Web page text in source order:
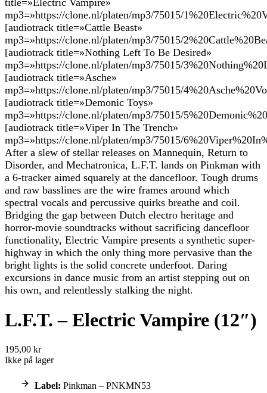
title=»Electric Vampire»
mp3=»https://clone.nl/platen/mp3/75015/
[audiotrack title=»Cattle Beast»
mp3=»https://clone.nl/platen/mp3/75015/
[audiotrack title=»Nothing Left To Be Desired»
mp3=»https://clone.nl/platen/mp3/75015/
[audiotrack title=»Asche»
mp3=»https://clone.nl/platen/mp3/75015/
[audiotrack title=»Demonic Toys»
mp3=»https://clone.nl/platen/mp3/75015/
[audiotrack title=»Viper In The Trench»
mp3=»https://clone.nl/platen/mp3/75015/
After a slew of stellar releases on Mannequin, Return to
Disorder, and Mechatronica, L.F.T. lands on Pinkman with
a 6-tracker aimed squarely at the dancefloor. Tough drums
and raw basslines are the wire frames around which
spectral vocals and percussive quirks breathe and coil.
Bridging the gap between Dutch electro heritage and
horror-movie soundtracks without sacrificing dancefloor
functionality, Electric Vampire presents a synthetic super-
highway in which the only thing more pervasive than the
bright lights is the solid concrete underfoot. Daring
excursions in dance music from an artist stepping out on
his own, and relentlessly stalking the night.
L.F.T. – Electric Vampire (12″)
195,00 kr
Ikke på lager
Label: Pinkman – PNKMN53